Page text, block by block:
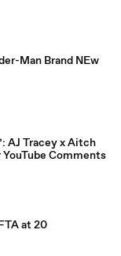
Man Brand NEw
AJ Tracey x Aitch
Comments
at 20